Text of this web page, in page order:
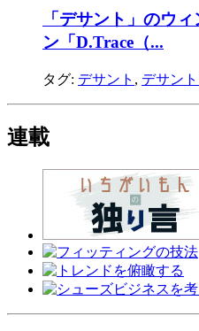
「デサント」のウ
ン「D.Trace（...
タグ: デサント , デサン
連載